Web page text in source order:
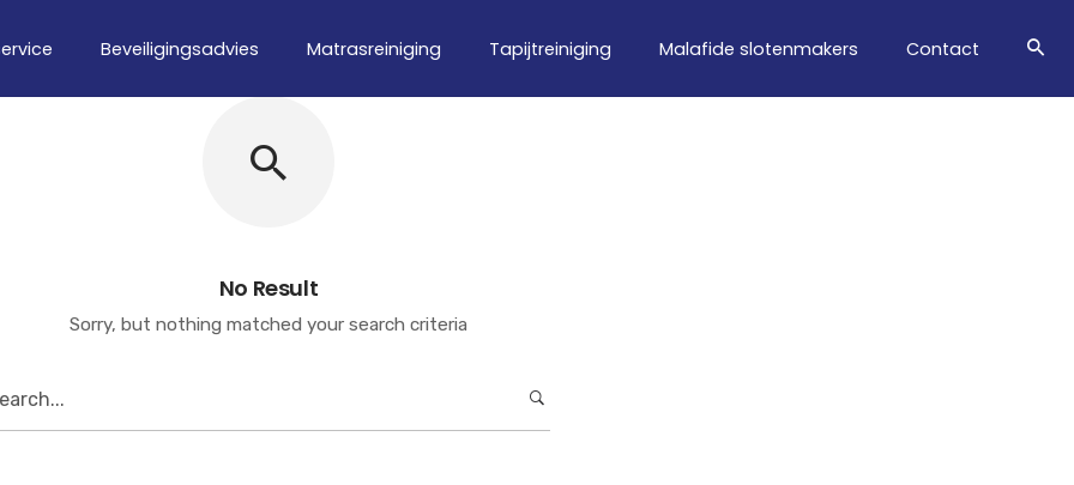
Beveiligingsadvies Matrasreiniging Tapijtreiniging Malafide slotenmakers Contact
No Result
Sorry, but nothing matched your search criteria